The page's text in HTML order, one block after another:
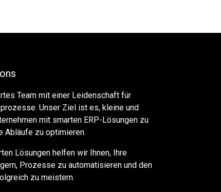
Team mit einer Leidenschaft für
Unser Ziel ist es, kleine und
mit smarten ERP-Lösungen zu
Abläufe zu optimieren.
Lösungen helfen wir Ihnen, Ihre
Prozesse zu automatisieren und den
zu meistern.